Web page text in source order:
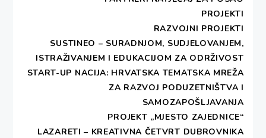
PROJEKTI
RAZVOJNI PROJEKTI
SUSTINEO – SURADNJOM, SUDJELOVANJEM,
ISTRAŽIVANJEM I EDUKACIJOM ZA ODRŽIVOST
START-UP NACIJA: HRVATSKA TEMATSKA MREŽA
ZA RAZVOJ PODUZETNIŠTVA I
SAMOZAPOŠLJAVANJA
PROJEKT „MJESTO ZAJEDNICE“
LAZARETI – KREATIVNA ČETVRT DUBROVNIKA
PREDSTAVLJANJE KNJIGE ZAKLADE KULTURA NOVA
Predstavljanje knjige
Zaklade Kultura nova
13. LIPNJA 2018 BYDESA